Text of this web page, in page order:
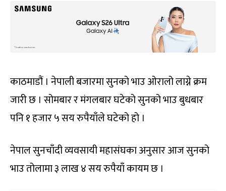
काठमाडौं । नेपाली बजारमा सुनको भाउ ओरालो लाग्ने क्रम
जारी छ । सोमबार र मंगलबार घटेको सुनको भाउ बुधबार
पनि १ हजार ५ सय रुपैयाँले घटेको हो ।
नेपाल सुनचाँदी व्यवसायी महासंघका अनुसार आज सुनको
भाउ तोलामा ३ लाख ४ सय रुपैयाँ कायम छ ।